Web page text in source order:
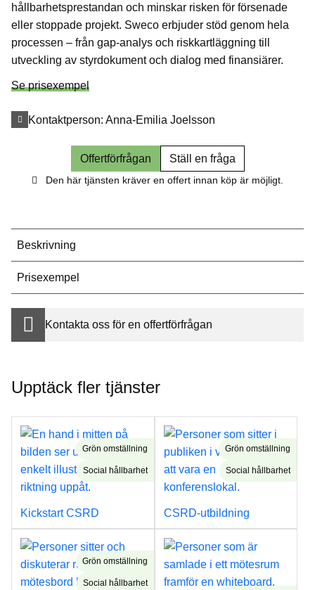
hållbarhetsprestandan och minskar risken för försenade
eller stoppade projekt. Sweco erbjuder stöd genom hela
processen – från gap-analys och riskkartläggning till
utveckling av styrdokument och dialog med finansiärer.
Se prisexempel
Kontaktperson: Anna-Emilia Joelsson
Offertförfrågan Ställ en fråga
Den här tjänsten kräver en offert innan köp är möjligt.
Beskrivning
Prisexempel
Kontakta oss för en offertförfrågan
Upptäck fler tjänster
Grön omställning
Social hållbarhet
Kickstart CSRD
Grön omställning
Social hållbarhet
CSRD-utbildning
Grön omställning
Social hållbarhet